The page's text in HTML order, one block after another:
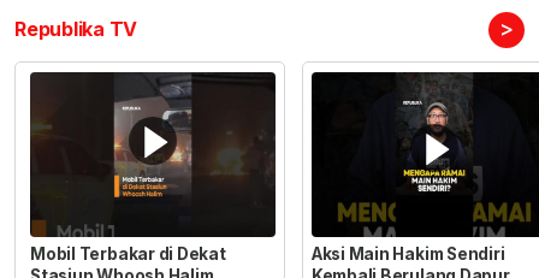
Republika TV >
Mobil Terbakar di Dekat
Aksi Main Hakim Sendiri